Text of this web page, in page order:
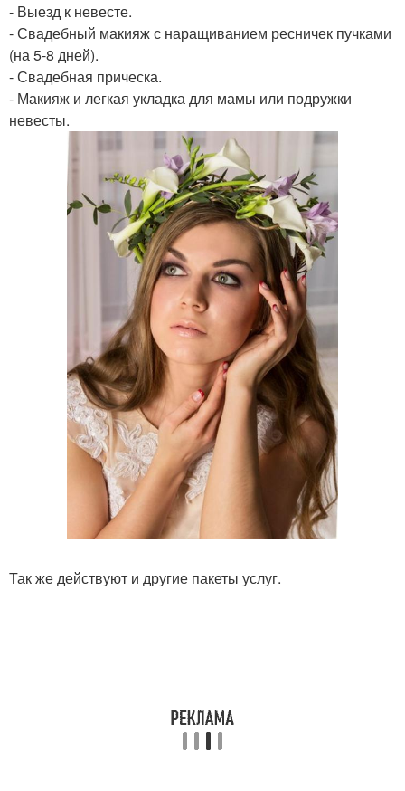
- Выезд к невесте.
- Свадебный макияж с наращиванием ресничек пучками
(на 5-8 дней).
- Свадебная прическа.
- Макияж и легкая укладка для мамы или подружки
невесты.
Так же действуют и другие пакеты услуг.